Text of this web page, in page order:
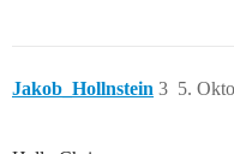
Jakob_Hollnstein 5.
3